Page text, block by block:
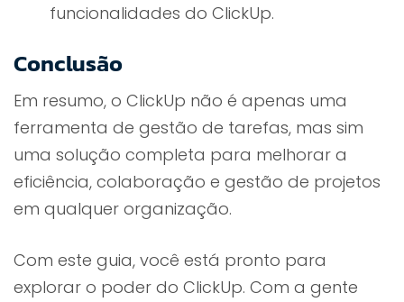
funcionalidades do ClickUp.
Conclusão
Em resumo, o ClickUp não é apenas uma
ferramenta de gestão de tarefas, mas sim
uma solução completa para melhorar a
eficiência, colaboração e gestão de projetos
em qualquer organização.
Com este guia, você está pronto para
explorar o poder do ClickUp. Com a gente